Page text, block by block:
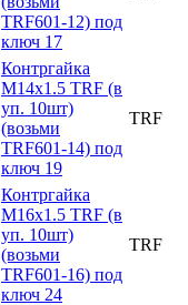
TRF601-12) под
ключ 17
Контргайка
M14x1.5 TRF (в
уп. 10шт)
(возьми
TRF601-14) под
ключ 19
TRF
Контргайка
M16x1.5 TRF (в
уп. 10шт)
(возьми
TRF601-16) под
ключ 24
TRF